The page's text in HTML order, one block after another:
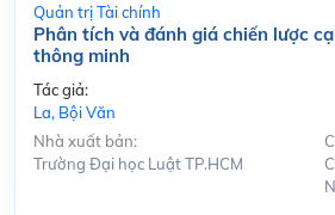
Quản trị Tài chính
Phân tích và đánh giá chiến lược
thông minh
Tác giả:
La, Bội Văn
Nhà xuất bản:
Trường Đại học Luật TP.HCM